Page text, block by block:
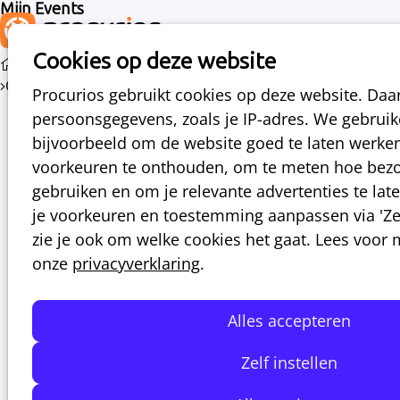
Cookies op deze website
Procurios gebruikt cookies op deze website.
persoonsgegevens, zoals je IP-adres. We
bijvoorbeeld om de website goed te laten
voorkeuren te onthouden, om te meten hoe
gebruiken en om je relevante advertenties te
je voorkeuren en toestemming aanpassen via
zie je ook om welke cookies het gaat. Lees voor
onze privacyverklaring.
Alles accepteren
Zelf instellen
Mijn Events
Events
Over Facturatierun: snel, foutloos en zonder stress
di
27
okt2026
14:30 - 15:30 Online
Facturatierun: snel, foutloos en zonder stress
In dit praktische webinar laten we je zien
hoe je jouw facturatierun volledig vanuit het
Procurios Platform kunt draaien. Geen
gedoe meer, geen nachtmerries - gewoon